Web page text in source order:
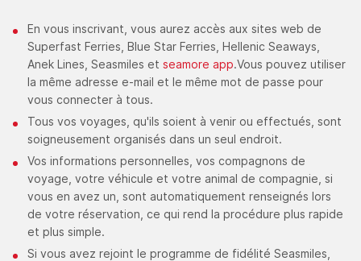
En vous inscrivant, vous aurez accès aux sites web de
Superfast Ferries, Blue Star Ferries, Hellenic Seaways,
Anek Lines, Seasmiles et seamore app.Vous pouvez utiliser
la même adresse e-mail et le même mot de passe pour
vous connecter à tous.
Tous vos voyages, qu'ils soient à venir ou effectués, sont
soigneusement organisés dans un seul endroit.
Vos informations personnelles, vos compagnons de
voyage, votre véhicule et votre animal de compagnie, si
vous en avez un, sont automatiquement renseignés lors
de votre réservation, ce qui rend la procédure plus rapide
et plus simple.
Si vous avez rejoint le programme de fidélité Seasmiles,